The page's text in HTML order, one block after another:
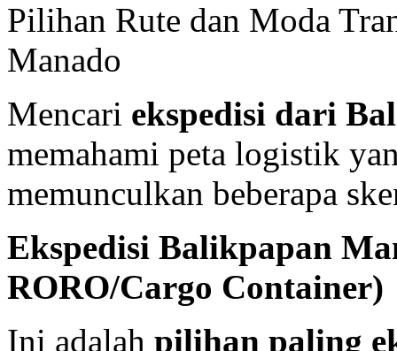
Pilihan Rute dan Moda
Manado
Mencari ekspedisi dari
memahami peta logistik
memunculkan beberapa
Ekspedisi Balikpapan
RORO/Cargo Container)
Ini adalah pilihan paling